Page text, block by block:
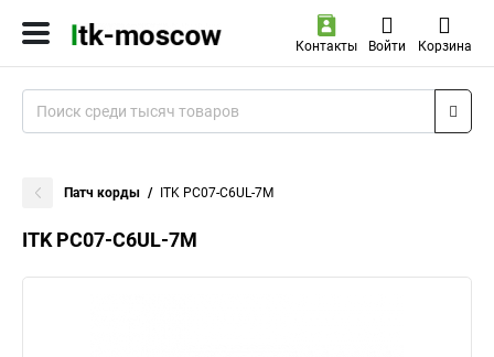
Контакты Войти Корзина
Патч корды ITK PC07-C6UL-7M
ITK PC07-C6UL-7M